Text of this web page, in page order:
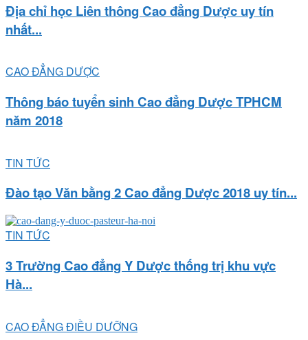
Địa chỉ học Liên thông Cao đẳng Dược uy tín
nhất...
CAO ĐẲNG DƯỢC
Thông báo tuyển sinh Cao đẳng Dược TPHCM
năm 2018
TIN TỨC
Đào tạo Văn bằng 2 Cao đẳng Dược 2018 uy tín...
TIN TỨC
3 Trường Cao đẳng Y Dược thống trị khu vực
Hà...
CAO ĐẲNG ĐIỀU DƯỠNG